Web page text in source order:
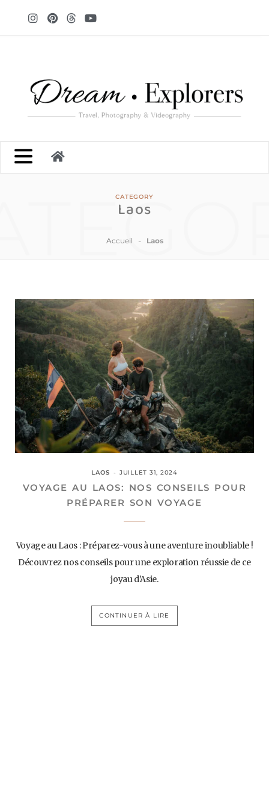
CATEGORY
Laos
Accueil - Laos
LAOS JUILLET 31, 2024
VOYAGE AU LAOS: NOS CONSEILS POUR
PRÉPARER SON VOYAGE
Voyage au Laos : Préparez-vous à une aventure inoubliable !
Découvrez nos conseils pour une exploration réussie de ce
joyau d’Asie.
CONTINUER À LIRE